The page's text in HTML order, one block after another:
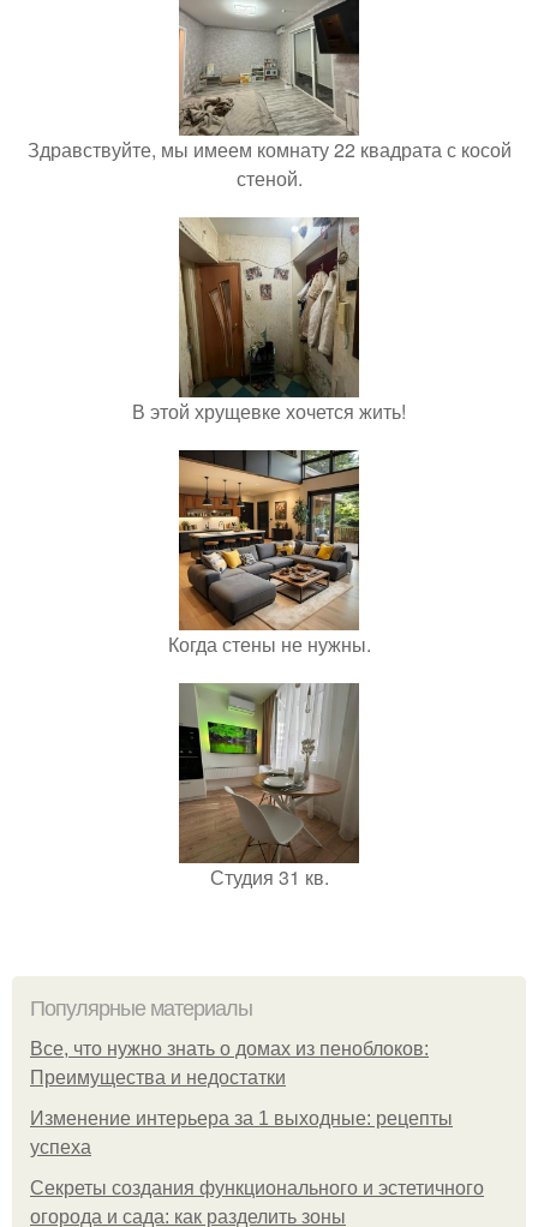
Здравствуйте, мы имеем комнату 22 квадрата с косой
стеной.
В этой хрущевке хочется жить!
Когда стены не нужны.
Студия 31 кв.
Популярные материалы
Все, что нужно знать о домах из пеноблоков:
Преимущества и недостатки
Изменение интерьера за 1 выходные: рецепты
успеха
Секреты создания функционального и эстетичного
огорода и сада: как разделить зоны